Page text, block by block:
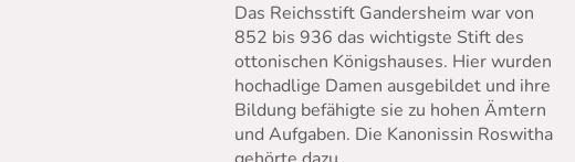
Das Reichsstift Gandersheim war von
852 bis 936 das wichtigste Stift des
ottonischen Königshauses. Hier wurden
hochadlige Damen ausgebildet und ihre
Bildung befähigte sie zu hohen Ämtern
und Aufgaben. Die Kanonissin Roswitha